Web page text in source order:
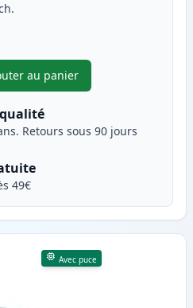
ajuster
au panier
,Pack de 2 Brother TN3170
Retours sous 90 jours
49€
Avec puce